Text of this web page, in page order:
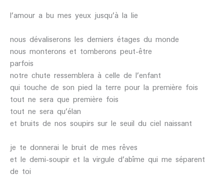
l’amour a bu mes yeux jusqu’à la lie
nous dévaliserons les derniers étages du monde
nous monterons et tomberons peut-être
parfois
notre chute ressemblera à celle de l’enfant
qui touche de son pied la terre pour la première fois
tout ne sera que première fois
tout ne sera qu’élan
et bruits de nos soupirs sur le seuil du ciel naissant
je te donnerai le bruit de mes rêves
et le demi-soupir et la virgule d’abîme qui me séparent
de toi